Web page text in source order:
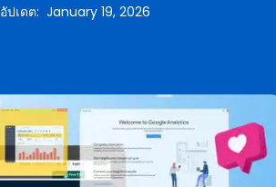
อัปเดต:January 19, 2026